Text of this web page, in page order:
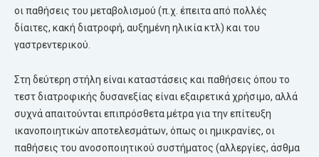
οι παθήσεις του μεταβολισμού (π.χ. έπειτα από πολλές
δίαιτες, κακή διατροφή, αυξημένη ηλικία κτλ) και του
γαστρεντερικού.
Στη δεύτερη στήλη είναι καταστάσεις και παθήσεις όπου το
τεστ διατροφικής δυσανεξίας είναι εξαιρετικά χρήσιμο, αλλά
συχνά απαιτούνται επιπρόσθετα μέτρα για την επίτευξη
ικανοποιητικών αποτελεσμάτων, όπως οι ημικρανίες, οι
παθήσεις του ανοσοποιητικού συστήματος (αλλεργίες, άσθμα